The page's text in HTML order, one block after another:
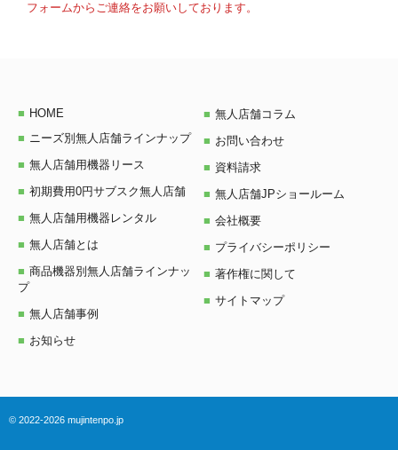
フォームからご連絡をお願いしております。
HOME
ニーズ別無人店舗ラインナップ
無人店舗用機器リース
初期費用0円サブスク無人店舗
無人店舗用機器レンタル
無人店舗とは
商品機器別無人店舗ラインナッ
プ
無人店舗事例
お知らせ
無人店舗コラム
お問い合わせ
資料請求
無人店舗JPショールーム
会社概要
プライバシーポリシー
著作権に関して
サイトマップ
© 2022-2026 mujintenpo.jp